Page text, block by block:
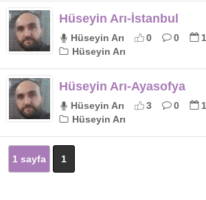
Hüseyin Arı-İstanbul
Hüseyin Arı 0 0
Hüseyin Arı
Hüseyin Arı-Ayasofya
Hüseyin Arı 3 0
Hüseyin Arı
1 sayfa 1